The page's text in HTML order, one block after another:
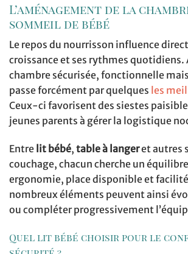
L’aménagement de la
sommeil de bébé
Le repos du nourrisson influence
croissance et ses rythmes quotidiens.
chambre sécurisée, fonctionnelle
passe forcément par quelques les
Ceux-ci favorisent des siestes
jeunes parents à gérer la logistique
Entre lit bébé, table à langeret autres
couchage, chacun cherche un
ergonomie, place disponible et
nombreux éléments peuvent ainsi
ou compléter progressivement
Quel lit bébé choisir pour le